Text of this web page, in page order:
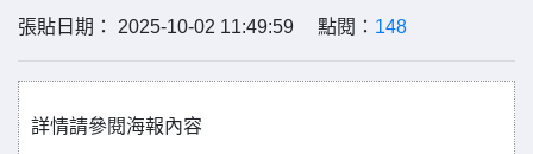
張貼日期： 2025-10-02 11:49:59 點閱： 148
詳情請參閱海報內容